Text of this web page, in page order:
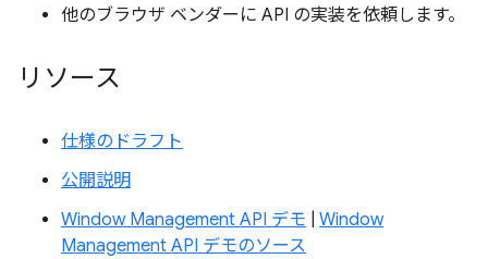
他のブラウザ ベンダーに API の実装を依頼します。
リソース
仕様のドラフト
公開説明
Window Management API デモ
Window
Management API デモのソース